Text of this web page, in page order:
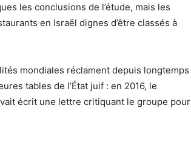
les conclusions de l’étude, mais les
en Israël dignes d’être classés à
mondiales réclament depuis longtemps
tables de l’État juif : en 2016, le
écrit une lettre critiquant le groupe pour